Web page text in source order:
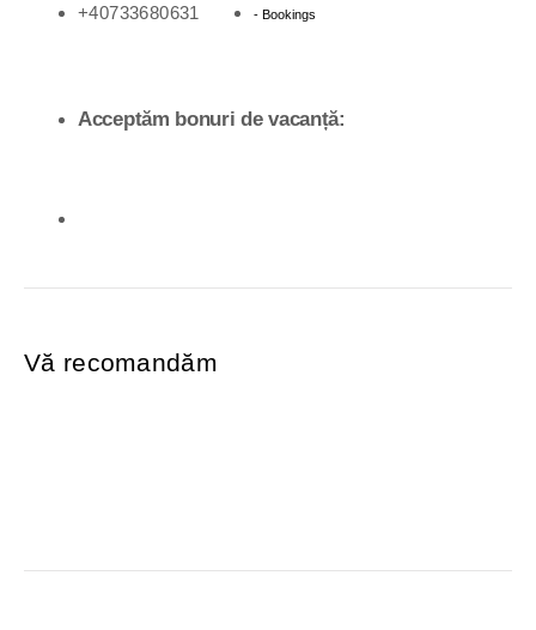
+40733680631 - Bookings
Acceptăm bonuri de vacanță:
Vă recomandăm